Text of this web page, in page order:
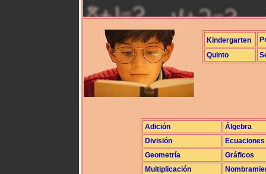
Kindergarten
Quinto
Adición
Álgebra
División
Ecuaciones
Geometría
Gráficos
Multiplicación